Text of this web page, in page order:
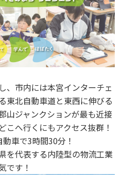
、市内には本宮インターチェ
東北自動車道と東西に伸びる
山ジャンクションが最も近接
こへ行くにもアクセス抜群！
車で3時間30分！
を代表する内陸型の物流工業
です！